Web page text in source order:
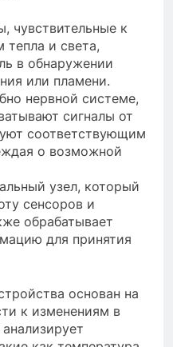
чувствительные к
и света,
в обнаружении
или пламени.
нервной системе,
сигналы от
соответствующим
о возможной
узел, который
сенсоров и
обрабатывает
для принятия
основан на
к изменениям в